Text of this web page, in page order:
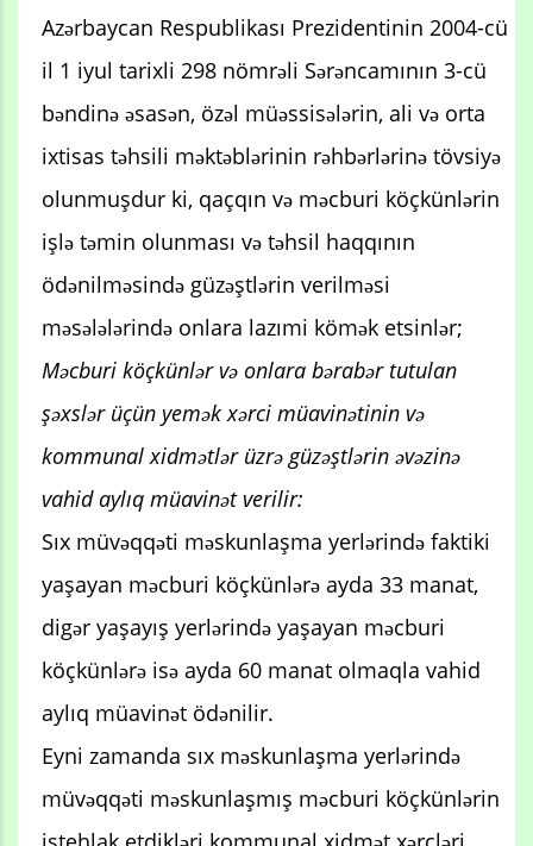
Azərbaycan Respublikası Prezidentinin 2004-cü
il 1 iyul tarixli 298 nömrəli Sərəncamının 3-cü
bəndinə əsasən, özəl müəssisələrin, ali və orta
ixtisas təhsili məktəblərinin rəhbərlərinə tövsiyə
olunmuşdur ki, qaçqın və məcburi köçkünlərin
işlə təmin olunması və təhsil haqqının
ödənilməsində güzəştlərin verilməsi
məsələlərində onlara lazımi kömək etsinlər;
Məcburi köçkünlər və onlara bərabər tutulan
şəxslər üçün yemək xərci müavinətinin və
kommunal xidmətlər üzrə güzəştlərin əvəzinə
vahid aylıq müavinət verilir:
Sıx müvəqqəti məskunlaşma yerlərində faktiki
yaşayan məcburi köçkünlərə ayda 33 manat,
digər yaşayış yerlərində yaşayan məcburi
köçkünlərə isə ayda 60 manat olmaqla vahid
aylıq müavinət ödənilir.
Eyni zamanda sıx məskunlaşma yerlərində
müvəqqəti məskunlaşmış məcburi köçkünlərin